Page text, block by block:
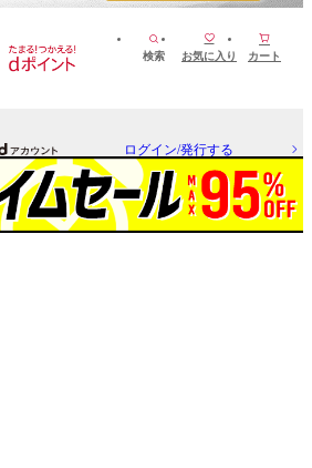
検索 お気に入り カート
ログイン/発行する